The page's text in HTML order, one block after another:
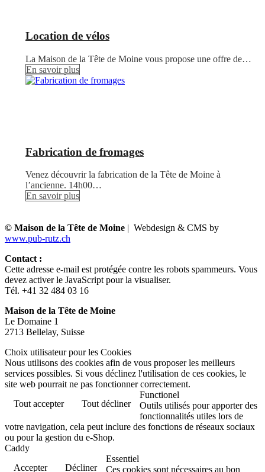
Location de vélos
La Maison de la Tête de Moine vous propose une offre de…
En savoir plus
Fabrication de fromages
Venez découvrir la fabrication de la Tête de Moine à
l’ancienne. 14h00…
En savoir plus
© Maison de la Tête de Moine | Webdesign & CMS by
www.pub-rutz.ch
Contact :
Cette adresse e-mail est protégée contre les robots spammeurs. Vous
devez activer le JavaScript pour la visualiser.
Tél. +41 32 484 03 16
Maison de la Tête de Moine
Le Domaine 1
2713 Bellelay, Suisse
Choix utilisateur pour les Cookies
Nous utilisons des cookies afin de vous proposer les meilleurs
services possibles. Si vous déclinez l'utilisation de ces cookies, le
site web pourrait ne pas fonctionner correctement.
Tout accepter
Tout décliner
Functionel
Outils utilisés pour apporter des
fonctionnalités utiles lors de
votre navigation, cela peut inclure des fonctions de réseaux sociaux
ou pour la gestion du e-Shop.
Caddy
Accepter
Décliner
Essentiel
Ces cookies sont nécessaires au bon